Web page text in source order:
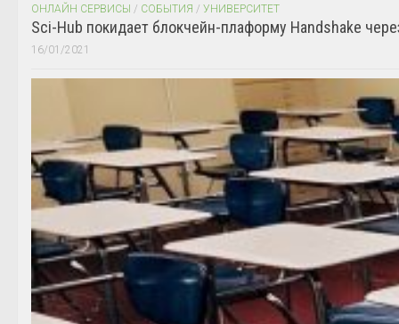
ОНЛАЙН СЕРВИСЫ / СОБЫТИЯ / УНИВЕРСИТЕТ
Sci-Hub покидает блокчейн-плаформу Handshake
16/01/2021